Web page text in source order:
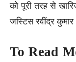
को पूरी तरह से
जस्टिस रवींद्र
To Read